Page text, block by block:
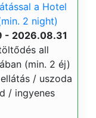
a Hotel
2 night)
- 2026.08.31
all
(min. 2 éj)
/ uszoda
/ ingyenes